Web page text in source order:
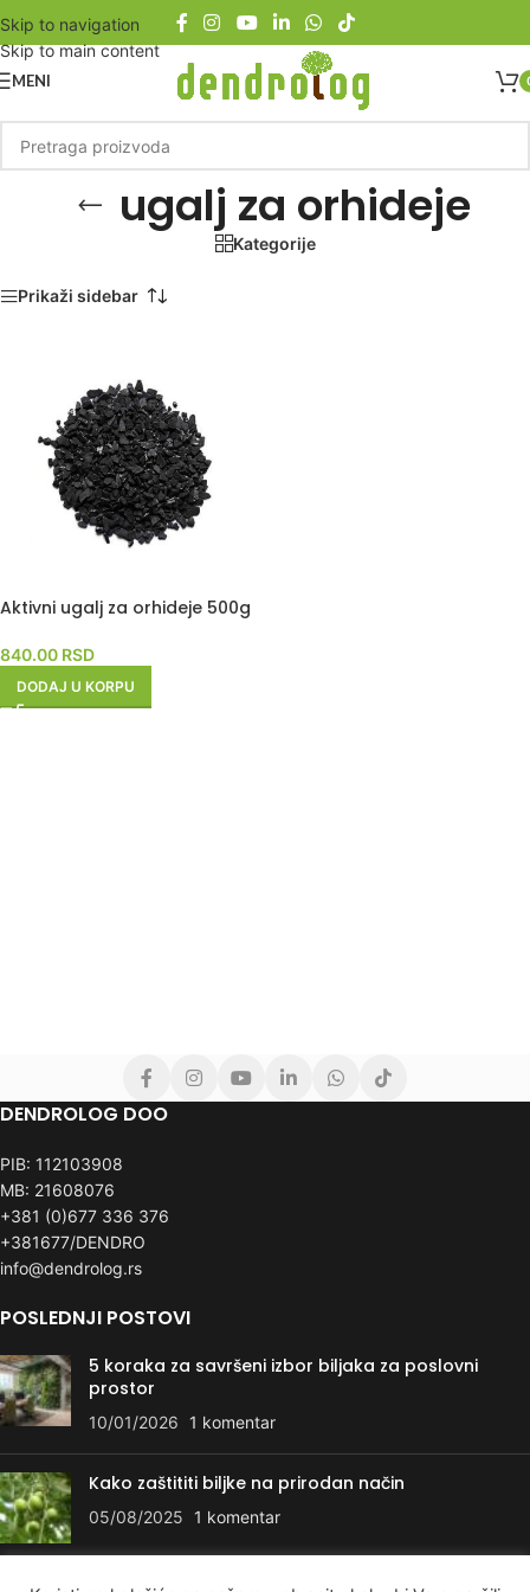
Skip to navigation
Skip to main content
MENI
ugalj za orhideje
Kategorije
Prikaži sidebar
Aktivni ugalj za orhideje 500g
840.00 RSD
DODAJ U KORPU
DENDROLOG DOO
PIB: 112103908
MB: 21608076
+381 (0)677 336 376
+381677/DENDRO
info@dendrolog.rs
POSLEDNJI POSTOVI
5 koraka za savršeni izbor biljaka za poslovni
prostor
10/01/2026 1 komentar
Kako zaštititi biljke na prirodan način
05/08/2025 1 komentar